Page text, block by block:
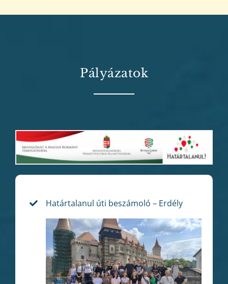
Pályázatok
Határtalanul úti beszámoló – Erdély